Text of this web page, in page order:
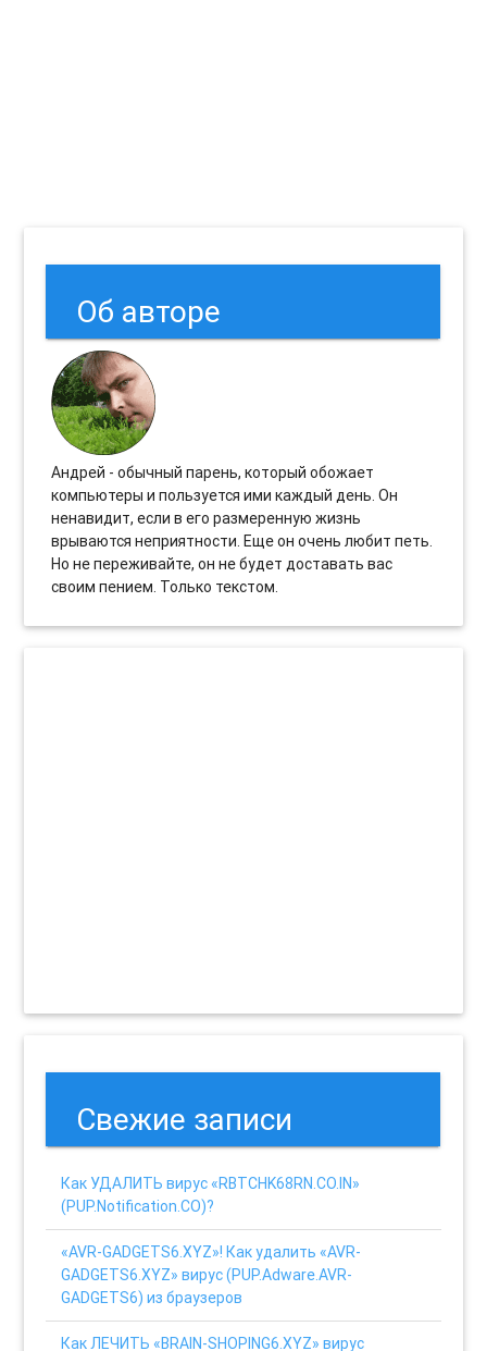
Об авторе
Андрей - обычный парень, который обожает
компьютеры и пользуется ими каждый день. Он
ненавидит, если в его размеренную жизнь
врываются неприятности. Еще он очень любит петь.
Но не переживайте, он не будет доставать вас
своим пением. Только текстом.
Свежие записи
Как УДАЛИТЬ вирус «RBTCHK68RN.CO.IN»
(PUP.Notification.CO)?
«AVR-GADGETS6.XYZ»! Как удалить «AVR-
GADGETS6.XYZ» вирус (PUP.Adware.AVR-
GADGETS6) из браузеров
Как ЛЕЧИТЬ «BRAIN-SHOPING6.XYZ» вирус